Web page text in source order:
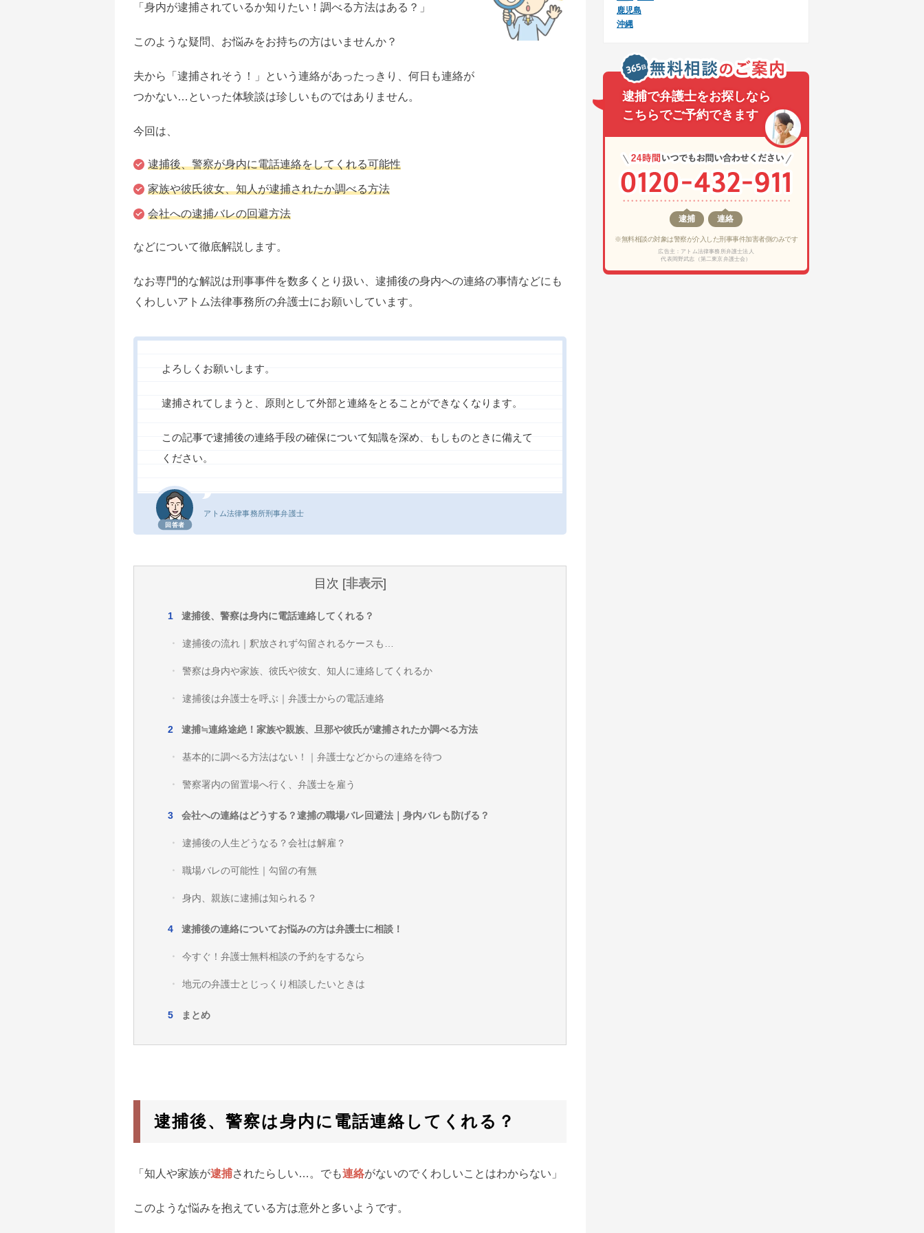
「身内が逮捕されているか知りたい！調べる方法はある？」
このような疑問、お悩みをお持ちの方はいませんか？
夫から「逮捕されそう！」という連絡があったっきり、何日も連絡が
つかない…といった体験談は珍しいものではありません。
今回は、
逮捕後、警察が身内に電話連絡をしてくれる可能性
家族や彼氏彼女、知人が逮捕されたか調べる方法
会社への逮捕バレの回避方法
などについて徹底解説します。
なお専門的な解説は刑事事件を数多くとり扱い、逮捕後の身内への連絡の事情などにも
くわしいアトム法律事務所の弁護士にお願いしています。
回答者
アトム法律事務所刑事弁護士
よろしくお願いします。
逮捕されてしまうと、原則として外部と連絡をとることができなくなります。
この記事で逮捕後の連絡手段の確保について知識を深め、もしものときに備えて
ください。
目次 [非表示]
逮捕後、警察は身内に電話連絡してくれる？
逮捕後の流れ｜釈放されず勾留されるケースも…
警察は身内や家族、彼氏や彼女、知人に連絡してくれるか
逮捕後は弁護士を呼ぶ｜弁護士からの電話連絡
逮捕≒連絡途絶！家族や親族、旦那や彼氏が逮捕されたか調べる方法
基本的に調べる方法はない！｜弁護士などからの連絡を待つ
警察署内の留置場へ行く、弁護士を雇う
会社への連絡はどうする？逮捕の職場バレ回避法｜身内バレも防げる？
逮捕後の人生どうなる？会社は解雇？
職場バレの可能性｜勾留の有無
身内、親族に逮捕は知られる？
逮捕後の連絡についてお悩みの方は弁護士に相談！
今すぐ！弁護士無料相談の予約をするなら
地元の弁護士とじっくり相談したいときは
まとめ
逮捕後、警察は身内に電話連絡してくれる？
「知人や家族が逮捕されたらしい…。でも連絡がないのでくわしいことはわからない」
このような悩みを抱えている方は意外と多いようです。
鹿児島
沖縄
逮捕で弁護士をお探しなら
こちらでご予約できます
逮捕 連絡
※無料相談の対象は警察が介入した刑事事件加害者側のみです
広告主：アトム法律事務所弁護士法人
代表岡野武志（第二東京弁護士会）